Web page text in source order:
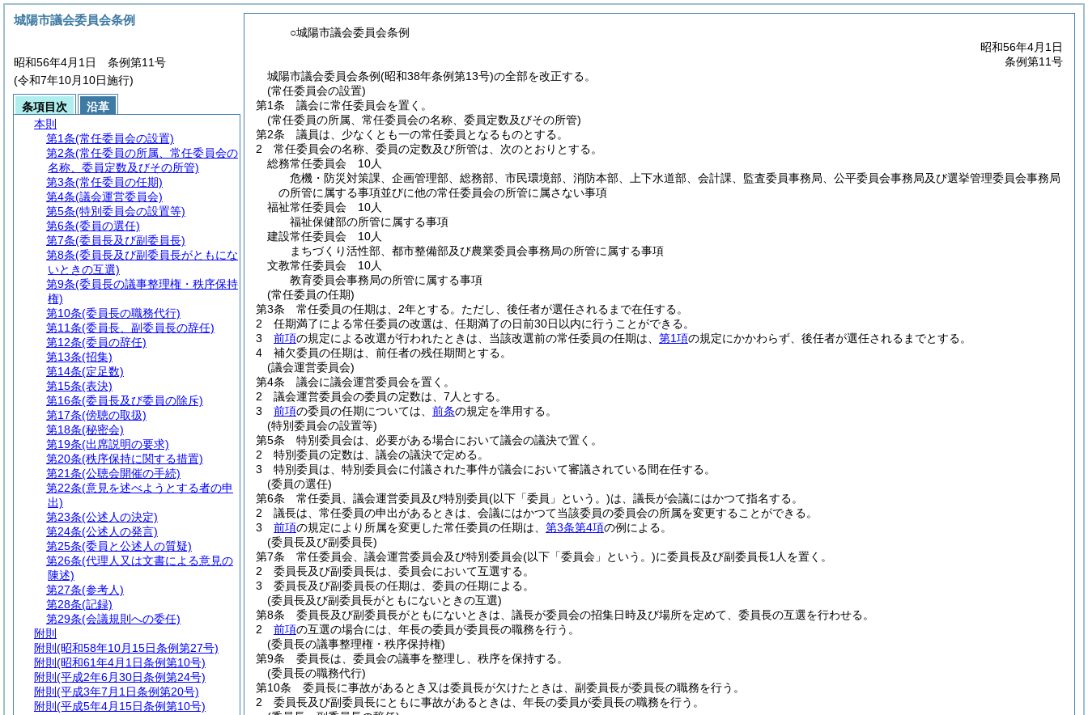
○城陽市議会委員会条例
昭和56年4月1日
条例第11号
城陽市議会委員会条例(昭和38年条例第13号)の全部を改正する。
(常任委員会の設置)
第1条
議会に常任委員会を置く。
(常任委員の所属、常任委員会の名称、委員定数及びその所管)
第2条
議員は、少なくとも一の常任委員となるものとする。
2
常任委員会の名称、委員の定数及び所管は、次のとおりとする。
総務常任委員会 10人
危機・防災対策課、企画管理部、総務部、市民環境部、消防本部、上下水道部、会計課、監査委員事務局、公平委員会事務局及び選挙管理委員会事務局
の所管に属する事項並びに他の常任委員会の所管に属さない事項
福祉常任委員会 10人
福祉保健部の所管に属する事項
建設常任委員会 10人
まちづくり活性部、都市整備部及び農業委員会事務局の所管に属する事項
文教常任委員会 10人
教育委員会事務局の所管に属する事項
(常任委員の任期)
第3条
常任委員の任期は、2年とする。 ただし、後任者が選任されるまで在任する。
2
任期満了による常任委員の改選は、任期満了の日前30日以内に行うことができる。
3
前項の規定による改選が行われたときは、当該改選前の常任委員の任期は、 第1項の規定にかかわらず、後任者が選任されるまでとする。
4
補欠委員の任期は、前任者の残任期間とする。
(議会運営委員会)
第4条
議会に議会運営委員会を置く。
2
議会運営委員会の委員の定数は、7人とする。
3
前項の委員の任期については、 前条の規定を準用する。
(特別委員会の設置等)
第5条
特別委員会は、必要がある場合において議会の議決で置く。
2
特別委員の定数は、議会の議決で定める。
3
特別委員は、特別委員会に付議された事件が議会において審議されている間在任する。
(委員の選任)
第6条
常任委員、議会運営委員及び特別委員(以下「委員」という。)は、議長が会議にはかつて指名する。
2
議長は、常任委員の申出があるときは、会議にはかつて当該委員の委員会の所属を変更することができる。
3
前項の規定により所属を変更した常任委員の任期は、 第3条第4項の例による。
(委員長及び副委員長)
第7条
常任委員会、議会運営委員会及び特別委員会(以下「委員会」という。)に委員長及び副委員長1人を置く。
2
委員長及び副委員長は、委員会において互選する。
3
委員長及び副委員長の任期は、委員の任期による。
(委員長及び副委員長がともにないときの互選)
第8条
委員長及び副委員長がともにないときは、議長が委員会の招集日時及び場所を定めて、委員長の互選を行わせる。
2
前項の互選の場合には、年長の委員が委員長の職務を行う。
(委員長の議事整理権・秩序保持権)
第9条
委員長は、委員会の議事を整理し、秩序を保持する。
(委員長の職務代行)
第10条
委員長に事故があるとき又は委員長が欠けたときは、副委員長が委員長の職務を行う。
2
委員長及び副委員長にともに事故があるときは、年長の委員が委員長の職務を行う。
城陽市議会委員会条例
昭和56年4月1日 条例第11号
(令和7年10月10日施行)
条項目次
沿革
本則
第1条(常任委員会の設置)
第2条(常任委員の所属、常任委員会の
名称、委員定数及びその所管)
第3条(常任委員の任期)
第4条(議会運営委員会)
第5条(特別委員会の設置等)
第6条(委員の選任)
第7条(委員長及び副委員長)
第8条(委員長及び副委員長がともにな
いときの互選)
第9条(委員長の議事整理権・秩序保持
権)
第10条(委員長の職務代行)
第11条(委員長、副委員長の辞任)
第12条(委員の辞任)
第13条(招集)
第14条(定足数)
第15条(表決)
第16条(委員長及び委員の除斥)
第17条(傍聴の取扱)
第18条(秘密会)
第19条(出席説明の要求)
第20条(秩序保持に関する措置)
第21条(公聴会開催の手続)
第22条(意見を述べようとする者の申
出)
第23条(公述人の決定)
第24条(公述人の発言)
第25条(委員と公述人の質疑)
第26条(代理人又は文書による意見の
陳述)
第27条(参考人)
第28条(記録)
第29条(会議規則への委任)
附則
附則 (昭和58年10月15日条例第27号)
附則 (昭和61年4月1日条例第10号)
附則 (平成2年6月30日条例第24号)
附則 (平成3年7月1日条例第20号)
附則 (平成5年4月15日条例第10号)